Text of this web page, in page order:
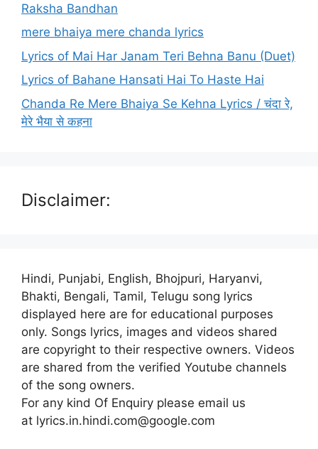
Raksha Bandhan
mere bhaiya mere chanda lyrics
Lyrics of Mai Har Janam Teri Behna Banu (Duet)
Lyrics of Bahane Hansati Hai To Haste Hai
Chanda Re Mere Bhaiya Se Kehna Lyrics / चंदा रे,
मेरे भैया से कहना
Disclaimer:
Hindi, Punjabi, English, Bhojpuri, Haryanvi,
Bhakti, Bengali, Tamil, Telugu song lyrics
displayed here are for educational purposes
only. Songs lyrics, images and videos shared
are copyright to their respective owners. Videos
are shared from the verified Youtube channels
of the song owners.
For any kind Of Enquiry please email us
at lyrics.in.hindi.com@google.com